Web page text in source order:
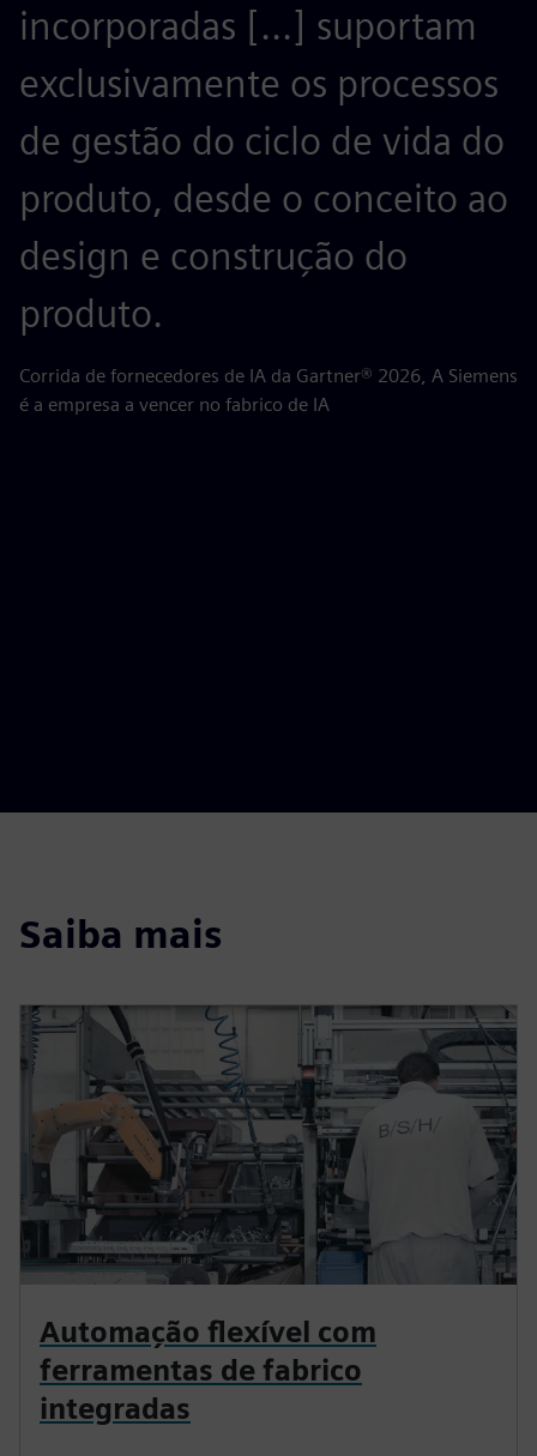
incorporadas [...] suportam
exclusivamente os processos
de gestão do ciclo de vida do
produto, desde o conceito ao
design e construção do
produto.
Corrida de fornecedores de IA da Gartner® 2026, A Siemens
é a empresa a vencer no fabrico de IA
Saiba mais
Automação flexível com
ferramentas de fabrico
integradas